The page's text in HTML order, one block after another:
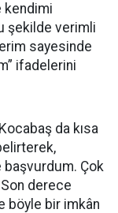
kendimi
şekilde verimli
sayesinde
ifadelerini
da kısa
başvurdum. Çok
derece
böyle bir imkân